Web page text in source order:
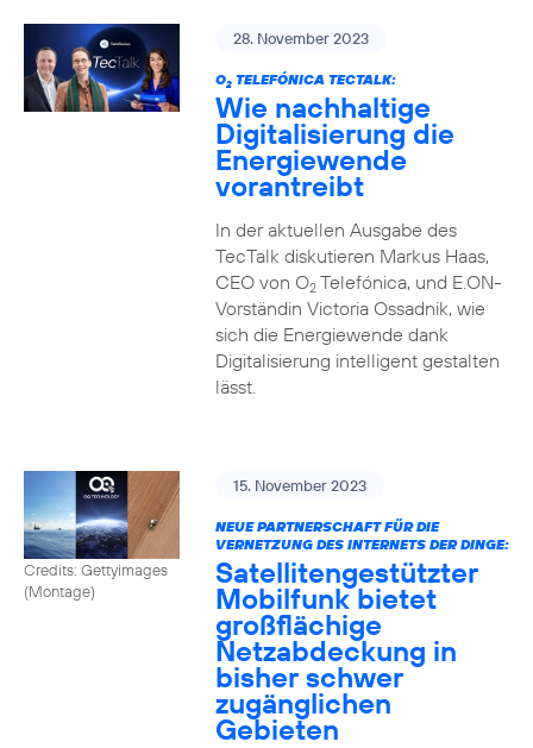
28. November 2023
O2TELEFÓNICA TECTALK:
Wie nachhaltige
Digitalisierung die
Energiewende
vorantreibt
In der aktuellen Ausgabe des
TecTalk diskutieren Markus Haas,
CEO von O2Telefónica, und E.ON-
Vorständin Victoria Ossadnik, wie
sich die Energiewende dank
Digitalisierung intelligent gestalten
lässt.
Credits: Gettyimages
(Montage)
15. November 2023
NEUE PARTNERSCHAFT FÜR DIE
VERNETZUNG DES INTERNETS DER DINGE:
Satellitengestützter
Mobilfunk bietet
großflächige
Netzabdeckung in
bisher schwer
zugänglichen
Gebieten